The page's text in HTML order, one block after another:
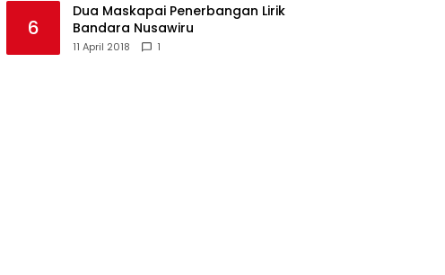
6
Dua Maskapai Penerbangan Lirik
Bandara Nusawiru
11 April 2018 1